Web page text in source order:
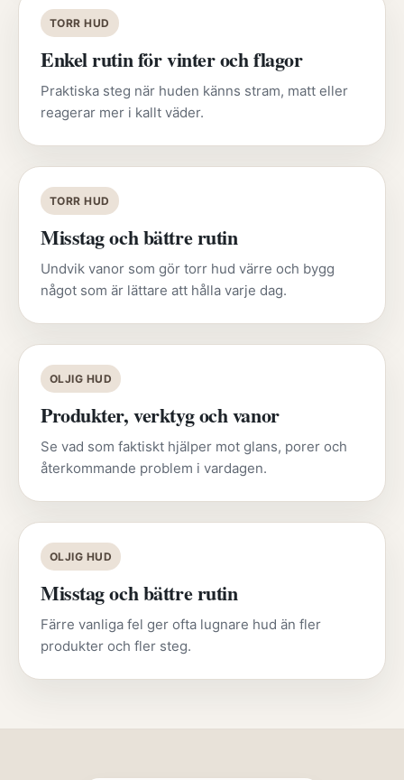
TORR HUD
Enkel rutin för vinter och flagor
Praktiska steg när huden känns stram, matt eller
reagerar mer i kallt väder.
TORR HUD
Misstag och bättre rutin
Undvik vanor som gör torr hud värre och bygg
något som är lättare att hålla varje dag.
OLJIG HUD
Produkter, verktyg och vanor
Se vad som faktiskt hjälper mot glans, porer och
återkommande problem i vardagen.
OLJIG HUD
Misstag och bättre rutin
Färre vanliga fel ger ofta lugnare hud än fler
produkter och fler steg.